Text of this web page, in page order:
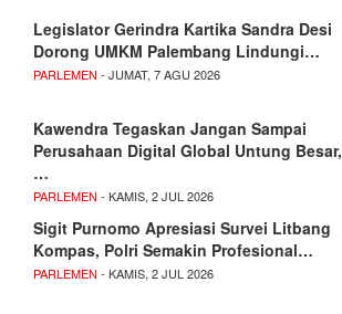
Legislator Gerindra Kartika Sandra Desi
Dorong UMKM Palembang Lindungi…
PARLEMEN - JUMAT, 7 AGU 2026
Kawendra Tegaskan Jangan Sampai
Perusahaan Digital Global Untung Besar,
…
PARLEMEN - KAMIS, 2 JUL 2026
Sigit Purnomo Apresiasi Survei Litbang
Kompas, Polri Semakin Profesional…
PARLEMEN - KAMIS, 2 JUL 2026